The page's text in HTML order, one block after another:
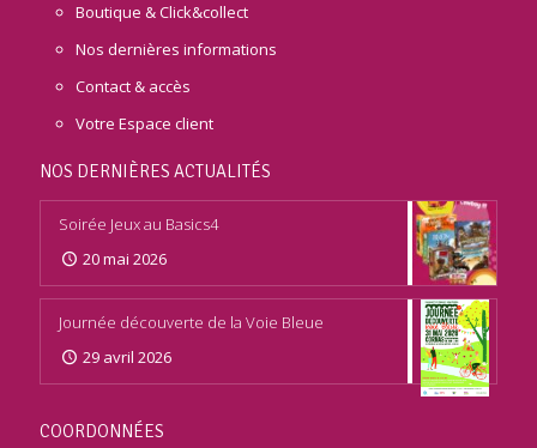
Boutique & Click&collect
Nos dernières informations
Contact & accès
Votre Espace client
NOS DERNIÈRES ACTUALITÉS
Soirée Jeux au Basics4
20 mai 2026
Journée découverte de la Voie Bleue
29 avril 2026
COORDONNÉES